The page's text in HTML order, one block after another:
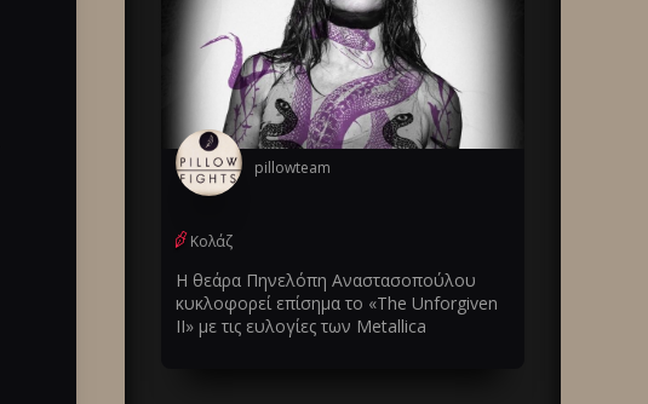
pillowteam
Κολάζ
Η θεάρα Πηνελόπη Αναστασοπούλου
κυκλοφορεί επίσημα το «The Unforgiven
II» με τις ευλογίες των Metallica